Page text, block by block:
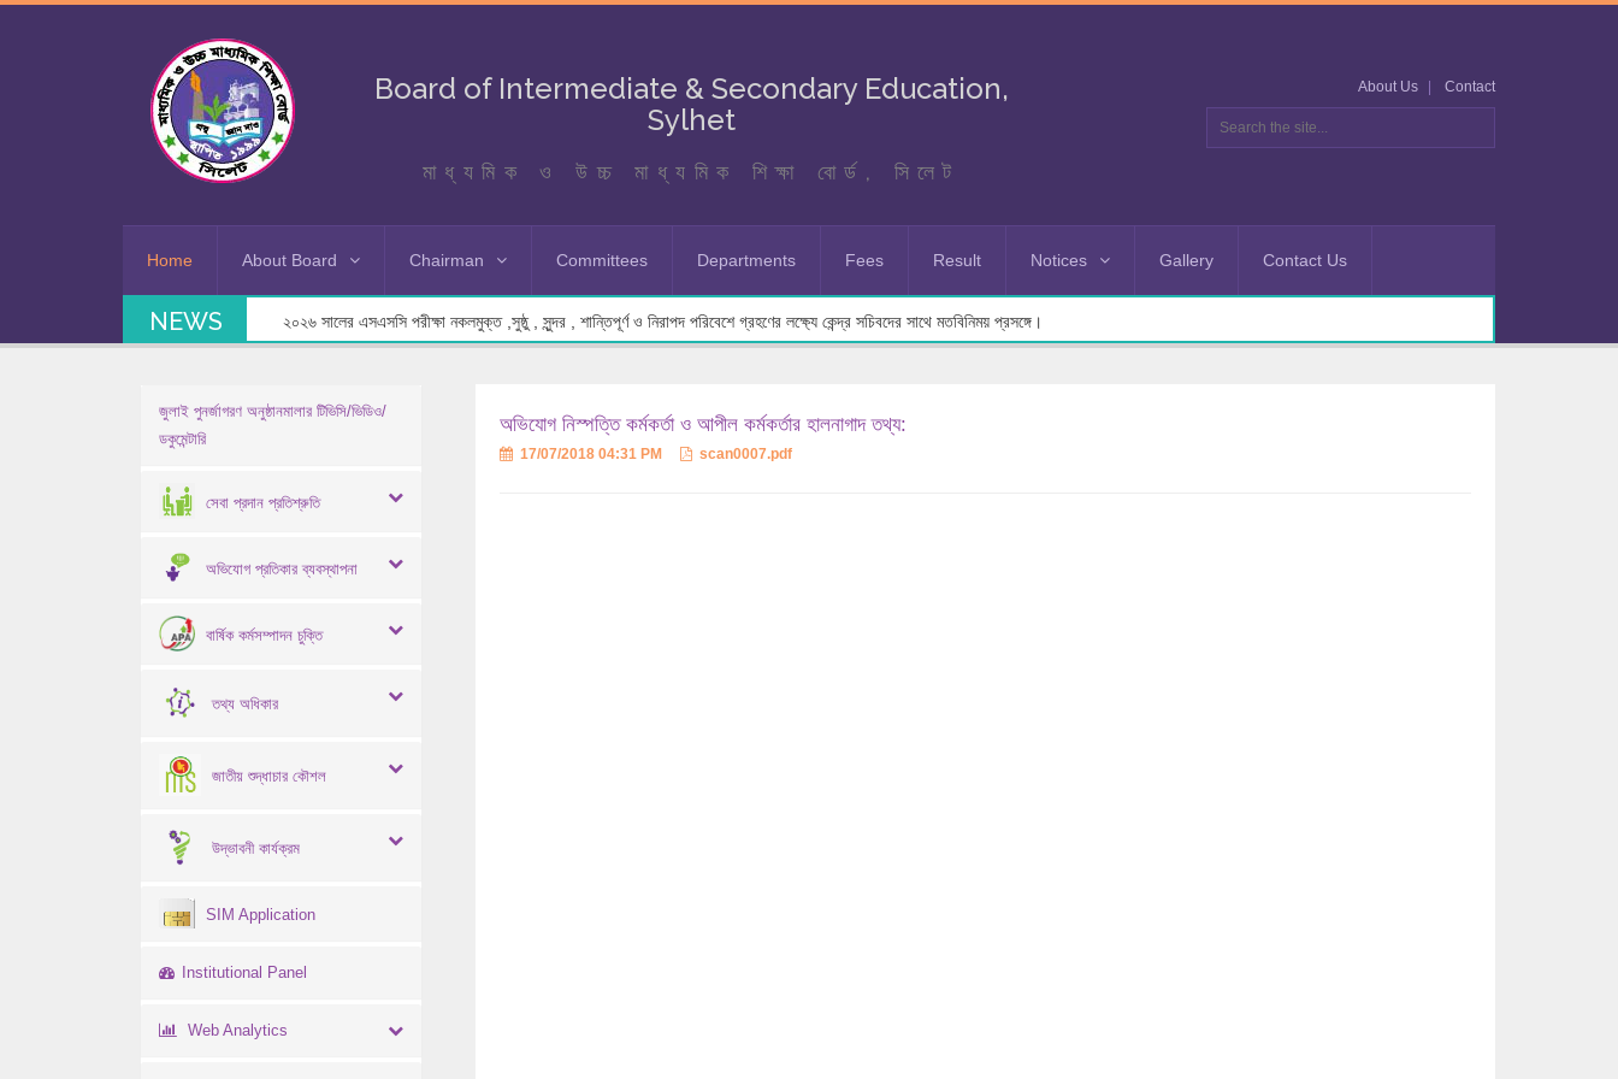
Board of Intermediate & Secondary Education,
Sylhet
মাধ্যমিক ও উচ্চ মাধ্যমিক শিক্ষা বোর্ড, সিলেট
About Us Contact
Home About Board Chairman Committees Departments Fees Result Notices Gallery Contact Us
NEWS ২০২৬ সালের এসএসসি পরীক্ষা নকলমুক্ত ,সুষ্ঠু , সুন্দর , শান্তিপূর্ণ ও নিরাপদ পরিবেশে গ্রহণের লক্ষ্যে কেন্দ্র সচিবদের সাথে মতবিনিময় প্রসঙ্গে।
জুলাই পুনর্জাগরণ অনুষ্ঠানমালার টিভিসি/ভিডিও/
ডকুমেন্টারি
সেবা প্রদান প্রতিশ্রুতি
অভিযোগ প্রতিকার ব্যবস্থাপনা
বার্ষিক কর্মসম্পাদন চুক্তি
তথ্য অধিকার
জাতীয় শুদ্ধাচার কৌশল
উদ্ভাবনী কার্যক্রম
SIM Application
Institutional Panel
Web Analytics
অভিযোগ নিস্পত্তি কর্মকর্তা ও আপীল কর্মকর্তার হালনাগাদ তথ্য:
17/07/2018 04:31 PM scan0007.pdf